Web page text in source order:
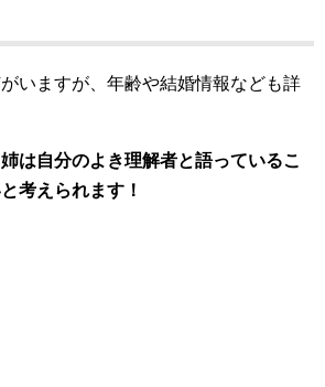
いますが、年齢や結婚情報なども詳
は自分のよき理解者と語っているこ
考えられます！